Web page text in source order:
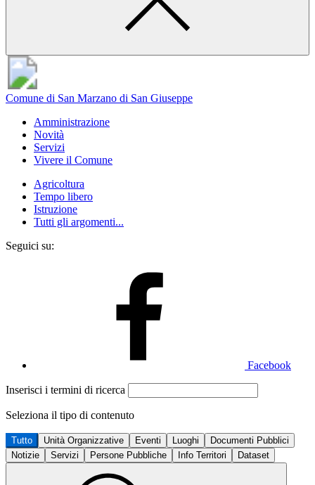
Comune di San Marzano di San Giuseppe
Amministrazione
Novità
Servizi
Vivere il Comune
Agricoltura
Tempo libero
Istruzione
Tutti gli argomenti...
Seguici su:
Facebook
Inserisci i termini di ricerca
Seleziona il tipo di contenuto
Tutto Unità Organizzative Eventi Luoghi
Documenti Pubblici
Notizie
Servizi Persone Pubbliche Info Territori Dataset